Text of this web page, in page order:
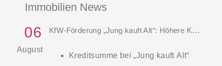
Immobilien News
06
August
KfW-Förderung „Jung kauft Alt“: Höhere Kredite ab August 2026
Kreditsumme bei „Jung kauft Alt“